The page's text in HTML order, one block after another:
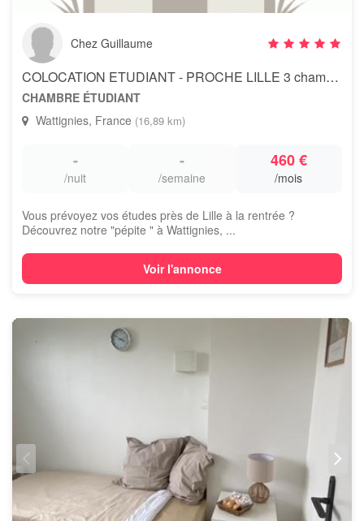
Chez Guillaume
COLOCATION ETUDIANT - PROCHE LILLE 3 chambres meublées à Wattignies
CHAMBRE ÉTUDIANT
Wattignies, France (16,89 km)
-
/nuit
-
/semaine
460 €
/mois
Vous prévoyez vos études près de Lille à la rentrée ?
Découvrez notre "pépite " à Wattignies, ...
Voir l'annonce